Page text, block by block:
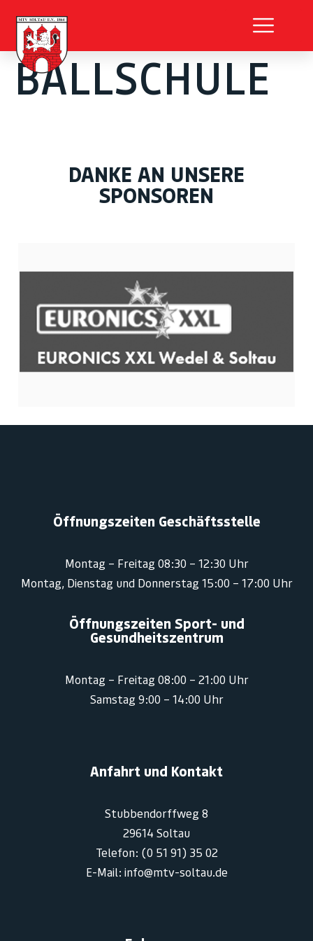
BALLSCHULE
DANKE AN UNSERE
SPONSOREN
Öffnungszeiten Geschäftsstelle
Montag – Freitag 08:30 – 12:30 Uhr
Montag, Dienstag und Donnerstag 15:00 – 17:00 Uhr
Öffnungszeiten Sport- und
Gesundheitszentrum
Montag – Freitag 08:00 – 21:00 Uhr
Samstag 9:00 – 14:00 Uhr
Anfahrt und Kontakt
Stubbendorffweg 8
29614 Soltau
Telefon: (0 51 91) 35 02
E-Mail: info@mtv-soltau.de